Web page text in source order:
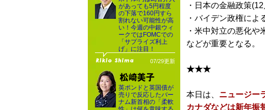
・日本の金融政策
・バイデン政権によ
・米中対立の悪化や
などが重要となる。
★★★
本日は、 ニュージー
カナダなどは新年振
があっても5円程度
の下落で160円すら
割れない可能性が高
い！今週の中銀ウィ
ークではFOMCでの
「サプライズ利上
げ」に注目！
07/29更新
英ポンドと英国債が
売りで反応したバー
ナム新首相の「柔軟